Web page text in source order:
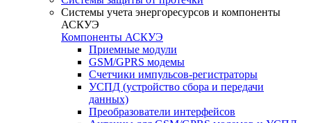
Системы учета энергоресурсов и компоненты
АСКУЭ
Компоненты АСКУЭ
Приемные модули
GSM/GPRS модемы
Счетчики импульсов-регистраторы
УСПД (устройство сбора и передачи
данных)
Преобразователи интерфейсов